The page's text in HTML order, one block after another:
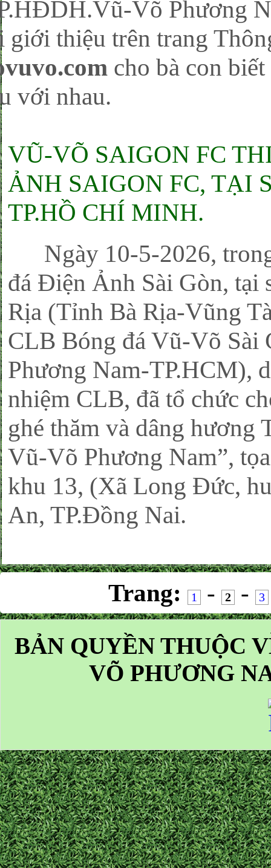
Võ Phương
giới thiệu trên trang
cho bà con
với nhau.
VŨ-VÕ SAIGON FC
ẢNH SAIGON FC, TẠI
TP.HỒ CHÍ MINH.
Ngày 10-5-2026,
đá Điện Ảnh Sài Gòn, tại
Rịa (Tỉnh Bà Rịa-Vũng
CLB Bóng đá Vũ-Võ
Phương Nam-TP.HCM),
nhiệm CLB, đã tổ chức
ghé thăm và dâng
Vũ-Võ Phương Nam”,
khu 13, (Xã Long Đức,
An, TP.Đồng Nai.
Trang: 1 - 2 - 3
BẢN QUYỀN THUỘC
VÕ PHƯƠNG